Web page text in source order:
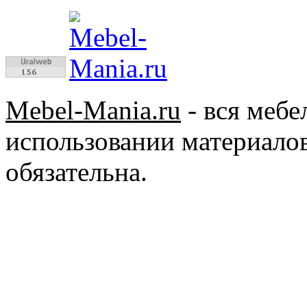
Mebel-Mania.ru - вся
использовании
обязательна.